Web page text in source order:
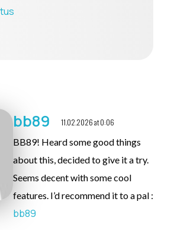
bb89 11.02.2026 at 0:06
BB89! Heard some good things
about this, decided to give it a try.
Seems decent with some cool
features. I’d recommend it to a pal :
bb89